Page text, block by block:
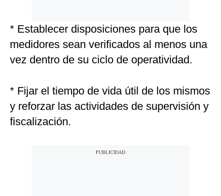
* Establecer disposiciones para que los
medidores sean verificados al menos una
vez dentro de su ciclo de operatividad.
* Fijar el tiempo de vida útil de los mismos
y reforzar las actividades de supervisión y
fiscalización.